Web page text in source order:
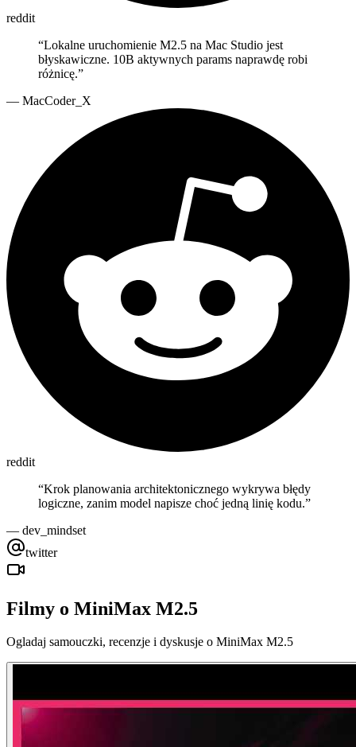
reddit
“Lokalne uruchomienie M2.5 na Mac Studio jest
błyskawiczne. 10B aktywnych params naprawdę robi
różnicę.”
— MacCoder_X
reddit
“Krok planowania architektonicznego wykrywa błędy
logiczne, zanim model napisze choć jedną linię kodu.”
— dev_mindset
twitter
Filmy o MiniMax M2.5
Ogladaj samouczki, recenzje i dyskusje o MiniMax M2.5